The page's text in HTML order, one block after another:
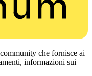
che fornisce ai
informazioni sui